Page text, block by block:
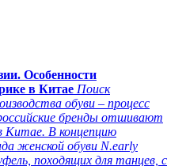
Особенности
в Китае Поиск
обуви – процесс
бренды отшивают
Китае. В концепцию
женской обуви N.early
походящих для танцев, с